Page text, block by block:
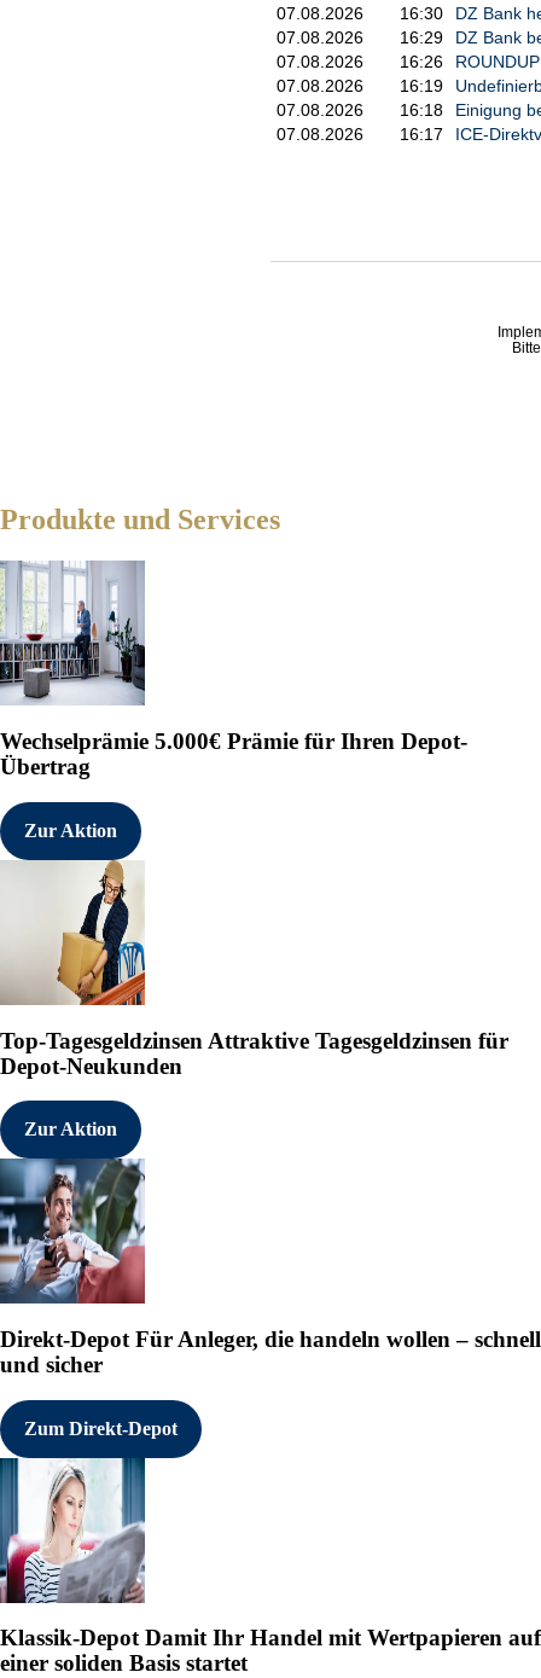
07.08.2026
16:30
DZ Bank
07.08.2026
16:29
DZ Bank
07.08.2026
16:26
07.08.2026
16:19
07.08.2026
16:18
Einigung
07.08.2026
16:17 ICE-
Produkte und Services
Wechselprämie 5.000€ Prämie für Ihren Depot-
Übertrag
Zur Aktion
Top-Tagesgeldzinsen Attraktive Tagesgeldzinsen für
Depot-Neukunden
Zur Aktion
Direkt-Depot Für Anleger, die handeln wollen – schnell
und sicher
Zum Direkt-Depot
Klassik-DepotDamit Ihr Handel mit Wertpapieren auf
einer soliden Basis startet